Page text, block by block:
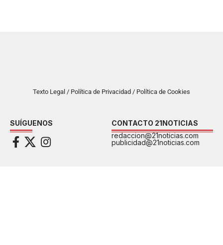
Texto Legal / Política de Privacidad / Política de Cookies
SUÍGUENOS
CONTACTO 21NOTICIAS
redaccion@21noticias.com
publicidad@21noticias.com